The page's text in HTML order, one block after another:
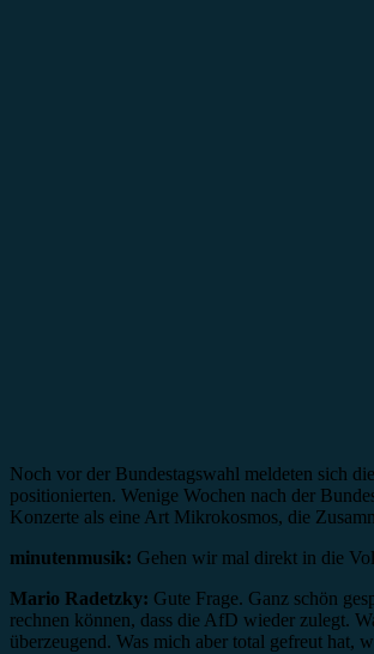
Noch vor der Bundestagswahl meldeten sich
positionierten. Wenige Wochen nach der
Konzerte als eine Art Mikrokosmos, die
minutenmusik: Gehen wir mal direkt in die
Mario Radetzky: Gute Frage. Ganz schön
rechnen können, dass die AfD wieder zulegt.
überzeugend. Was mich aber total gefreut hat,